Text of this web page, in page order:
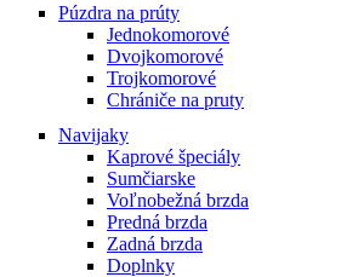
Púzdra na prúty
Jednokomorové
Dvojkomorové
Trojkomorové
Chrániče na pruty
Navijaky
Kaprové špeciály
Sumčiarske
Voľnobežná brzda
Predná brzda
Zadná brzda
Doplnky